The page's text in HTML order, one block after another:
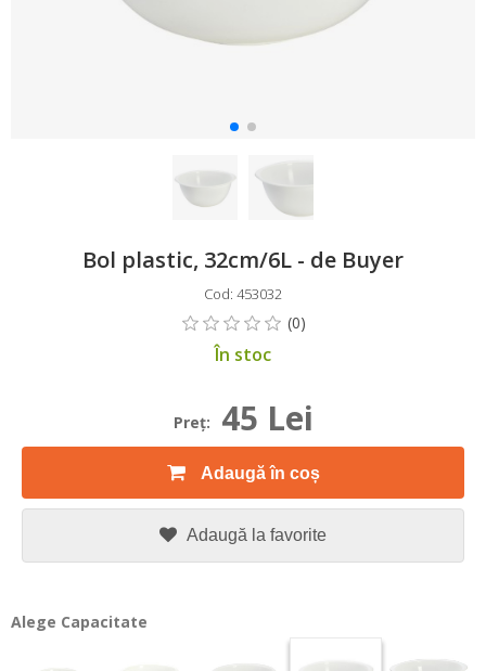
Bol plastic, 32cm/6L - de Buyer
Cod: 453032
În stoc
Preţ: 45 Lei
Adaugă în coș
Adaugă la favorite
Alege Capacitate